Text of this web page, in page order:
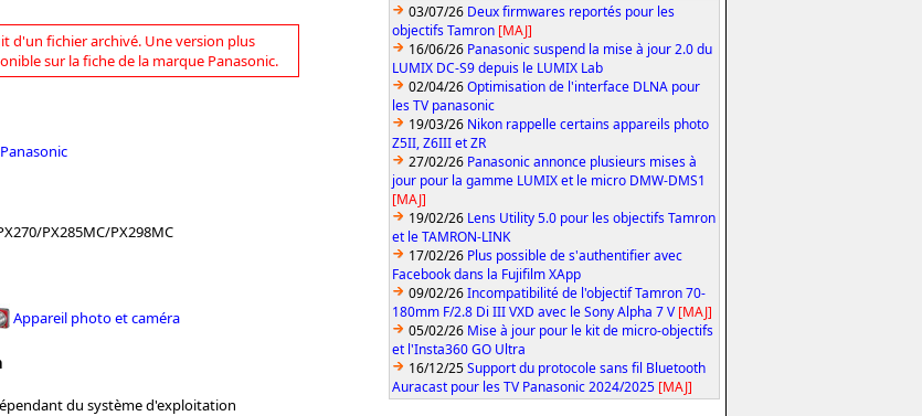
d'un fichier archivé. Une version plus
sur la fiche de la marque Panasonic.
Panasonic
PX285MC/PX298MC
Appareil photo et caméra
du système d'exploitation
03/07/26 Deux firmwares reportés pour les
objectifs Tamron [MAJ]
16/06/26 Panasonic suspend la mise à jour 2.0 du
LUMIX DC-S9 depuis le LUMIX Lab
02/04/26Optimisation de l'interface DLNA pour
les TV panasonic
19/03/26 Nikon rappelle certains appareils photo
Z5II, Z6III et ZR
27/02/26 Panasonic annonce plusieurs mises à
jour pour la gamme LUMIX et le micro DMW-DMS1
[MAJ]
19/02/26 Lens Utility 5.0 pour les objectifs Tamron
et le TAMRON-LINK
17/02/26 Plus possible de s'authentifier avec
Facebook dans la Fujifilm XApp
09/02/26Incompatibilité de l'objectif Tamron 70-
180mm F/2.8 Di III VXD avec le Sony Alpha 7 V [MAJ]
05/02/26 Mise à jour pour le kit de micro-objectifs
et l'Insta360 GO Ultra
16/12/25Support du protocole sans fil Bluetooth
Auracast pour les TV Panasonic 2024/2025 [MAJ]